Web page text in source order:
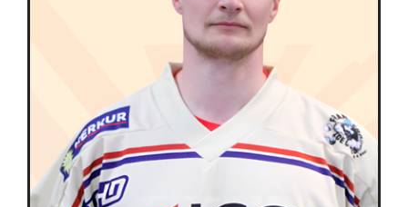
Brochure
Partenaires de l’Eurocup